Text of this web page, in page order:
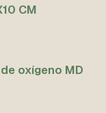
CM
oxígeno MD